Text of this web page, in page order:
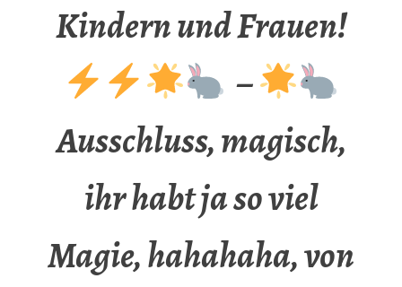
Kindern und Frauen!
–
Ausschluss, magisch,
ihr habt ja so viel
Magie, hahahaha, von